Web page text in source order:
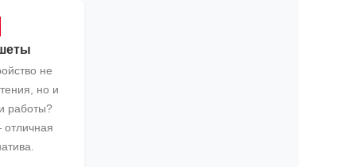
не
но и
работы?